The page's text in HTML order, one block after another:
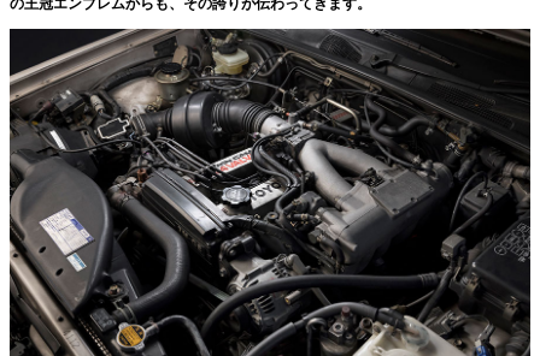
の王冠エンブレムからも、その誇りが伝わってきます。